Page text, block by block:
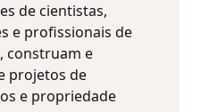
de cientistas,
e profissionais de
construam e
projetos de
e propriedade